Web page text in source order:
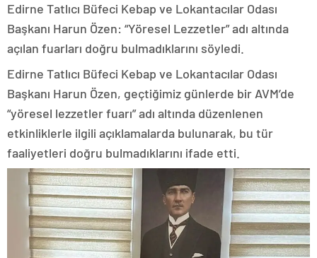
Edirne Tatlıcı Büfeci Kebap ve Lokantacılar Odası
Başkanı Harun Özen: “Yöresel Lezzetler” adı altında
açılan fuarları doğru bulmadıklarını söyledi.
Edirne Tatlıcı Büfeci Kebap ve Lokantacılar Odası
Başkanı Harun Özen, geçtiğimiz günlerde bir AVM’de
“yöresel lezzetler fuarı” adı altında düzenlenen
etkinliklerle ilgili açıklamalarda bulunarak, bu tür
faaliyetleri doğru bulmadıklarını ifade etti.